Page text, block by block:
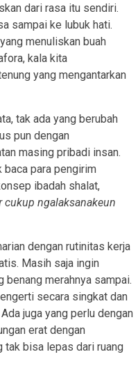
dari rasa itu sendiri.
sampai ke lubuk hati.
menuliskan buah
kala kita
yang mengantarkan
tak ada yang berubah
pun dengan
masing pribadi insan.
baca para pengirim
ibadah shalat,
cukup ngalaksanakeun
dengan rutinitas kerja
Masih saja ingin
merahnya sampai.
secara singkat dan
juga yang perlu dengan
erat dengan
tak bisa lepas dari ruang